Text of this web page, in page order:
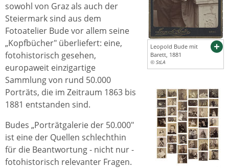
Leopold Bude mit
Barett, 1881
© StLA
sowohl von Graz als auch der
Steiermark sind aus dem
Fotoatelier Bude vor allem seine
„Kopfbücher" überliefert: eine,
fotohistorisch gesehen,
europaweit einzigartige
Sammlung von rund 50.000
Porträts, die im Zeitraum 1863 bis
1881 entstanden sind.
Budes „Porträtgalerie der 50.000"
ist eine der Quellen schlechthin
für die Beantwortung - nicht nur -
fotohistorisch relevanter Fragen.